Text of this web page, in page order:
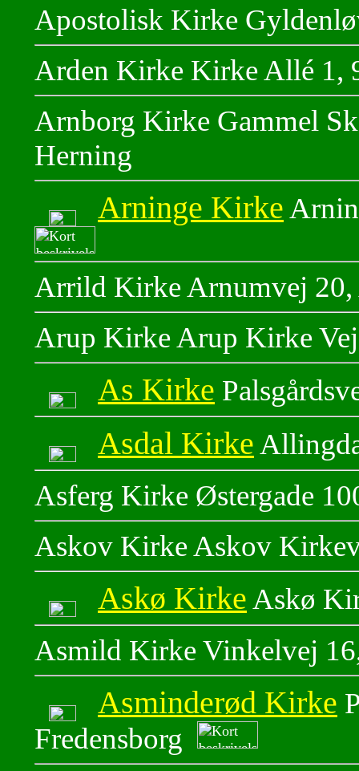
Apostolisk Kirke
Arden Kirke Kirke Allé 1,
Arnborg Kirke Gammel
Herning
Arninge Kirke
Arrild Kirke Arnumvej
Arup Kirke Arup Kirke
As Kirke
Asdal Kirke
Asferg Kirke Østergade
Askov Kirke Askov
Askø KirkeAskø
Asmild Kirke Vinkelvej
Asminderød Kirke
Fredensborg